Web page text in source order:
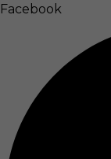
Facebook